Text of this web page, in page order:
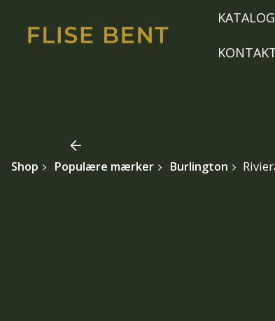
content
KATALOG
Shop Populære mærker Burlington